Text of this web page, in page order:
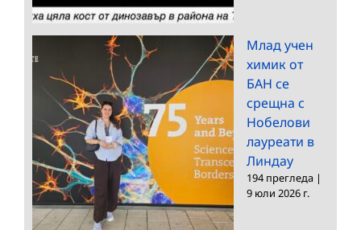
Млад учен
химик от
БАН се
срещна с
Нобелови
лауреати в
Линдау
194 прегледа |
9 юли 2026 г.